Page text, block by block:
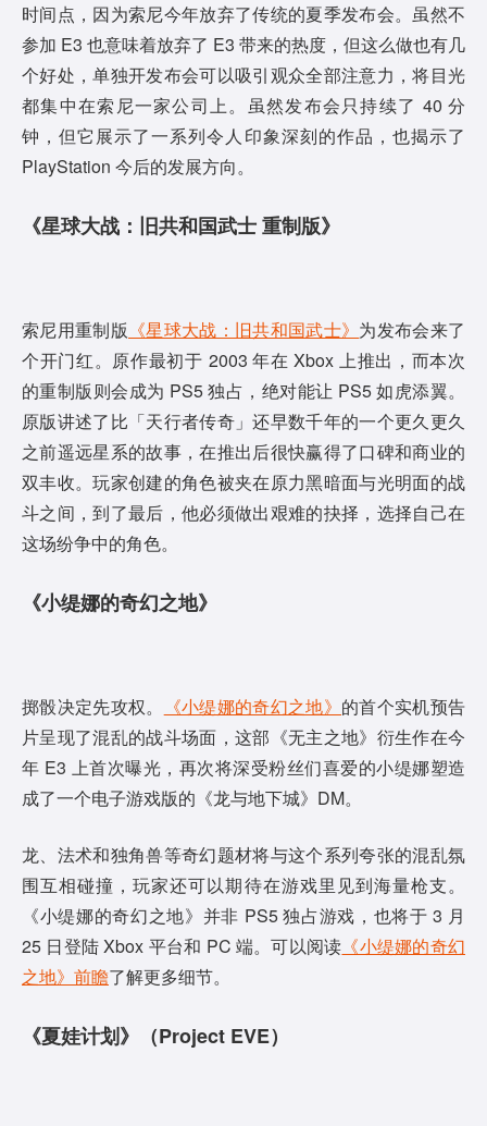
时间点，因为索尼今年放弃了传统的夏季发布会。虽然不
参加 E3 也意味着放弃了 E3 带来的热度，但这么做也有几
个好处，单独开发布会可以吸引观众全部注意力，将目光
都集中在索尼一家公司上。虽然发布会只持续了 40 分
钟，但它展示了一系列令人印象深刻的作品，也揭示了
PlayStation 今后的发展方向。
《星球大战：旧共和国武士 重制版》
索尼用重制版 《星球大战：旧共和国武士》 为发布会来了
个开门红。原作最初于 2003 年在 Xbox 上推出，而本次
的重制版则会成为 PS5 独占，绝对能让 PS5 如虎添翼。
原版讲述了比「天行者传奇」还早数千年的一个更久更久
之前遥远星系的故事，在推出后很快赢得了口碑和商业的
双丰收。玩家创建的角色被夹在原力黑暗面与光明面的战
斗之间，到了最后，他必须做出艰难的抉择，选择自己在
这场纷争中的角色。
《小缇娜的奇幻之地》
掷骰决定先攻权。 《小缇娜的奇幻之地》 的首个实机预告
片呈现了混乱的战斗场面，这部《无主之地》衍生作在今
年 E3 上首次曝光，再次将深受粉丝们喜爱的小缇娜塑造
成了一个电子游戏版的《龙与地下城》DM。
龙、法术和独角兽等奇幻题材将与这个系列夸张的混乱氛
围互相碰撞，玩家还可以期待在游戏里见到海量枪支。
《小缇娜的奇幻之地》并非 PS5 独占游戏，也将于 3 月
25 日登陆 Xbox 平台和 PC 端。可以阅读 《小缇娜的奇幻
之地》前瞻了解更多细节。
《夏娃计划》（Project EVE）